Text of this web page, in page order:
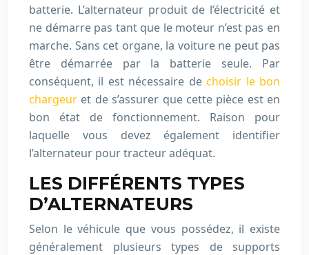
batterie. L’alternateur produit de l’électricité et
ne démarre pas tant que le moteur n’est pas en
marche. Sans cet organe, la voiture ne peut pas
être démarrée par la batterie seule. Par
conséquent, il est nécessaire dechoisir le bon
chargeur et de s’assurer que cette pièce est en
bon état de fonctionnement. Raison pour
laquelle vous devez également identifier
l’alternateur pour tracteur adéquat.
LES DIFFÉRENTS TYPES
D’ALTERNATEURS
Selon le véhicule que vous possédez, il existe
généralement plusieurs types de supports